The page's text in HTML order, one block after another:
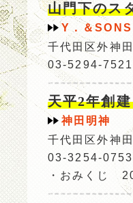
山門下のス
Y．＆SONS
千代田区外神
03-5294-7521
天平2年創
神田明神
千代田区外神
03-3254-0753
・おみくじ